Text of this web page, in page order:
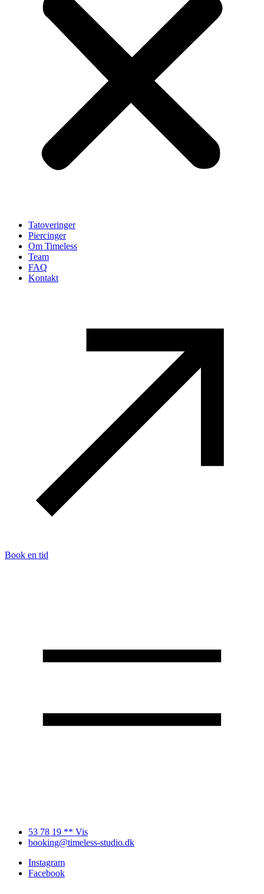
Tatoveringer
Piercinger
Om Timeless
Team
FAQ
Kontakt
Book en tid
53 78 19 ** Vis
booking@timeless-studio.dk
Instagram
Facebook